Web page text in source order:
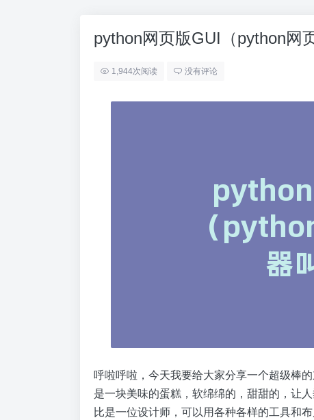
python网页版GUI（python网
1,944次阅读 没有评论
呼啦呼啦，今天我要给大家分享一个超级棒
是一块美味的蛋糕，软绵绵的，甜甜的，让
比是一位设计师，可以用各种各样的工具和